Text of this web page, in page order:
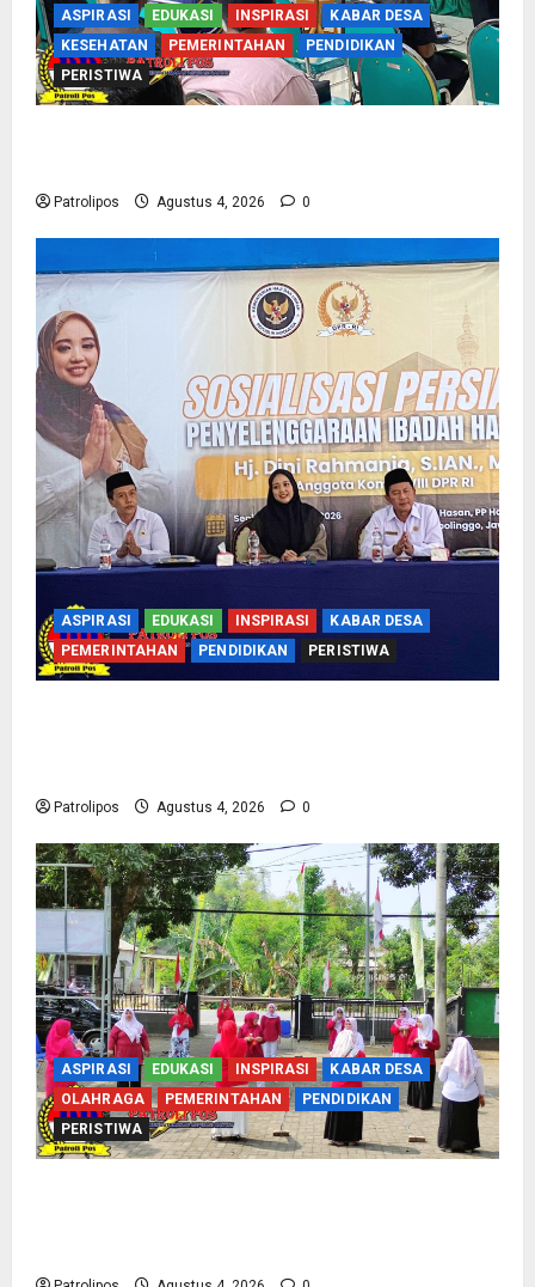
ASPIRASI EDUKASI INSPIRASI
KABAR DESA
KESEHATAN
PEMERINTAHAN
PENDIDIKAN
PERISTIWA
Patrolipos Agustus 4, 2026 0
ASPIRASI EDUKASI INSPIRASI
KABAR DESA
PEMERINTAHAN
PENDIDIKAN PERISTIWA
Patrolipos Agustus 4, 2026 0
ASPIRASI EDUKASI INSPIRASI
KABAR DESA
OLAHRAGA
PEMERINTAHAN
PENDIDIKAN
PERISTIWA